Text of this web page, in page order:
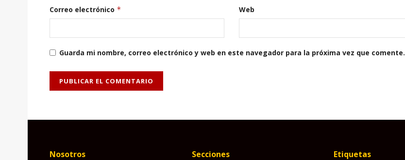
Correo electrónico * Web
Guarda mi nombre, correo electrónico y web en este navegador para la próxima vez que comente.
Nosotros Secciones Etiquetas